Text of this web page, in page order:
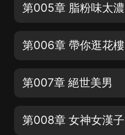
第005章 脂粉味太濃
第006章 帶你逛花樓
第007章 絕世美男
第008章 女神女漢子